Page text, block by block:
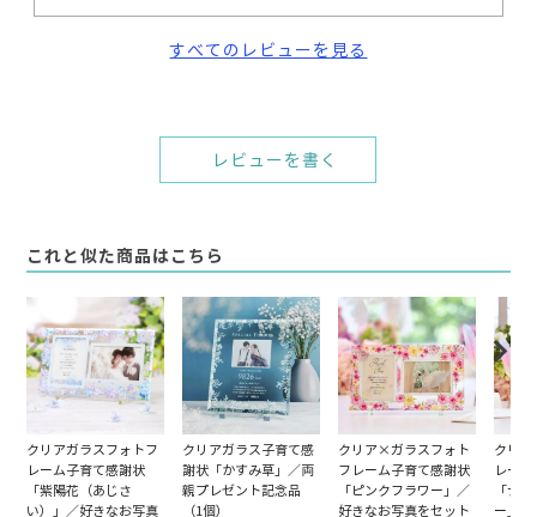
すべてのレビューを見る
レビューを書く
これと似た商品はこちら
クリアガラスフォトフ
レーム子育て感謝状
「紫陽花（あじさ
い）」／好きなお写真
クリアガラス子育て感
謝状「かすみ草」／両
親プレゼント記念品
（1個）
クリア×ガラスフォト
フレーム子育て感謝状
「ピンクフラワー」／
好きなお写真をセット
クリ
レー
「ナ
ー」